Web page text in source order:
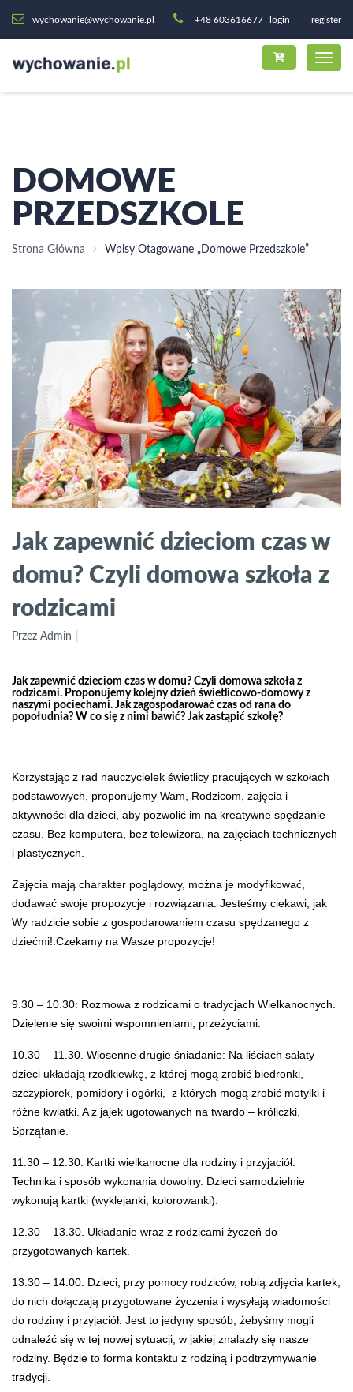
wychowanie@wychowanie.pl +48 603616677 login register
DOMOWE
PRZEDSZKOLE
Strona Główna Wpisy Otagowane „domowe Przedszkole”
Jak zapewnić dzieciom czas w
domu? Czyli domowa szkoła z
rodzicami
Przez Admin
Jak zapewnić dzieciom czas w domu? Czyli domowa szkoła z
rodzicami. Proponujemy kolejny dzień świetlicowo-domowy z
naszymi pociechami. Jak zagospodarować czas od rana do
popołudnia? W co się z nimi bawić? Jak zastąpić szkołę?
Korzystając z rad nauczycielek świetlicy pracujących w szkołach
podstawowych, proponujemy Wam, Rodzicom, zajęcia i
aktywności dla dzieci, aby pozwolić im na kreatywne spędzanie
czasu. Bez komputera, bez telewizora, na zajęciach technicznych
i plastycznych.
Zajęcia mają charakter poglądowy, można je modyfikować,
dodawać swoje propozycje i rozwiązania. Jesteśmy ciekawi, jak
Wy radzicie sobie z gospodarowaniem czasu spędzanego z
dziećmi!.Czekamy na Wasze propozycje!
9.30 – 10.30: Rozmowa z rodzicami o tradycjach Wielkanocnych.
Dzielenie się swoimi wspomnieniami, przeżyciami.
10.30 – 11.30. Wiosenne drugie śniadanie: Na liściach sałaty
dzieci układają rzodkiewkę, z której mogą zrobić biedronki,
szczypiorek, pomidory i ogórki, z których mogą zrobić motylki i
różne kwiatki. A z jajek ugotowanych na twardo – króliczki.
Sprzątanie.
11.30 – 12.30. Kartki wielkanocne dla rodziny i przyjaciół.
Technika i sposób wykonania dowolny. Dzieci samodzielnie
wykonują kartki (wyklejanki, kolorowanki).
12.30 – 13.30. Układanie wraz z rodzicami życzeń do
przygotowanych kartek.
13.30 – 14.00. Dzieci, przy pomocy rodziców, robią zdjęcia kartek,
do nich dołączają przygotowane życzenia i wysyłają wiadomości
do rodziny i przyjaciół. Jest to jedyny sposób, żebyśmy mogli
odnaleźć się w tej nowej sytuacji, w jakiej znalazły się nasze
rodziny. Będzie to forma kontaktu z rodziną i podtrzymywanie
tradycji.